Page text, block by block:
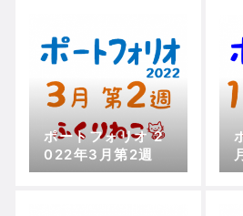
ポートフォリオ 2
022年3月第2週